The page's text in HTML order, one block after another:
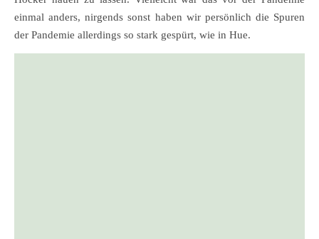
einmal anders, nirgends sonst haben wir persönlich die Spuren
der Pandemie allerdings so stark gespürt, wie in Hue.